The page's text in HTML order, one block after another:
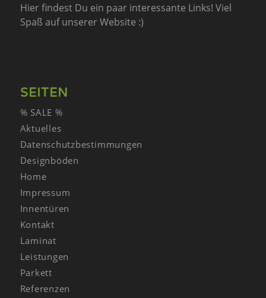
Hier findest Du ein paar interessante Links! Viel
Spaß auf unserer Website :)
SEITEN
% SALE %
Aktuelles
Datenschutzbestimmungen
Designböden
Home
Impressum
Innentüren
Kontakt
Laminat
Leistungen
Parkett
Referenzen